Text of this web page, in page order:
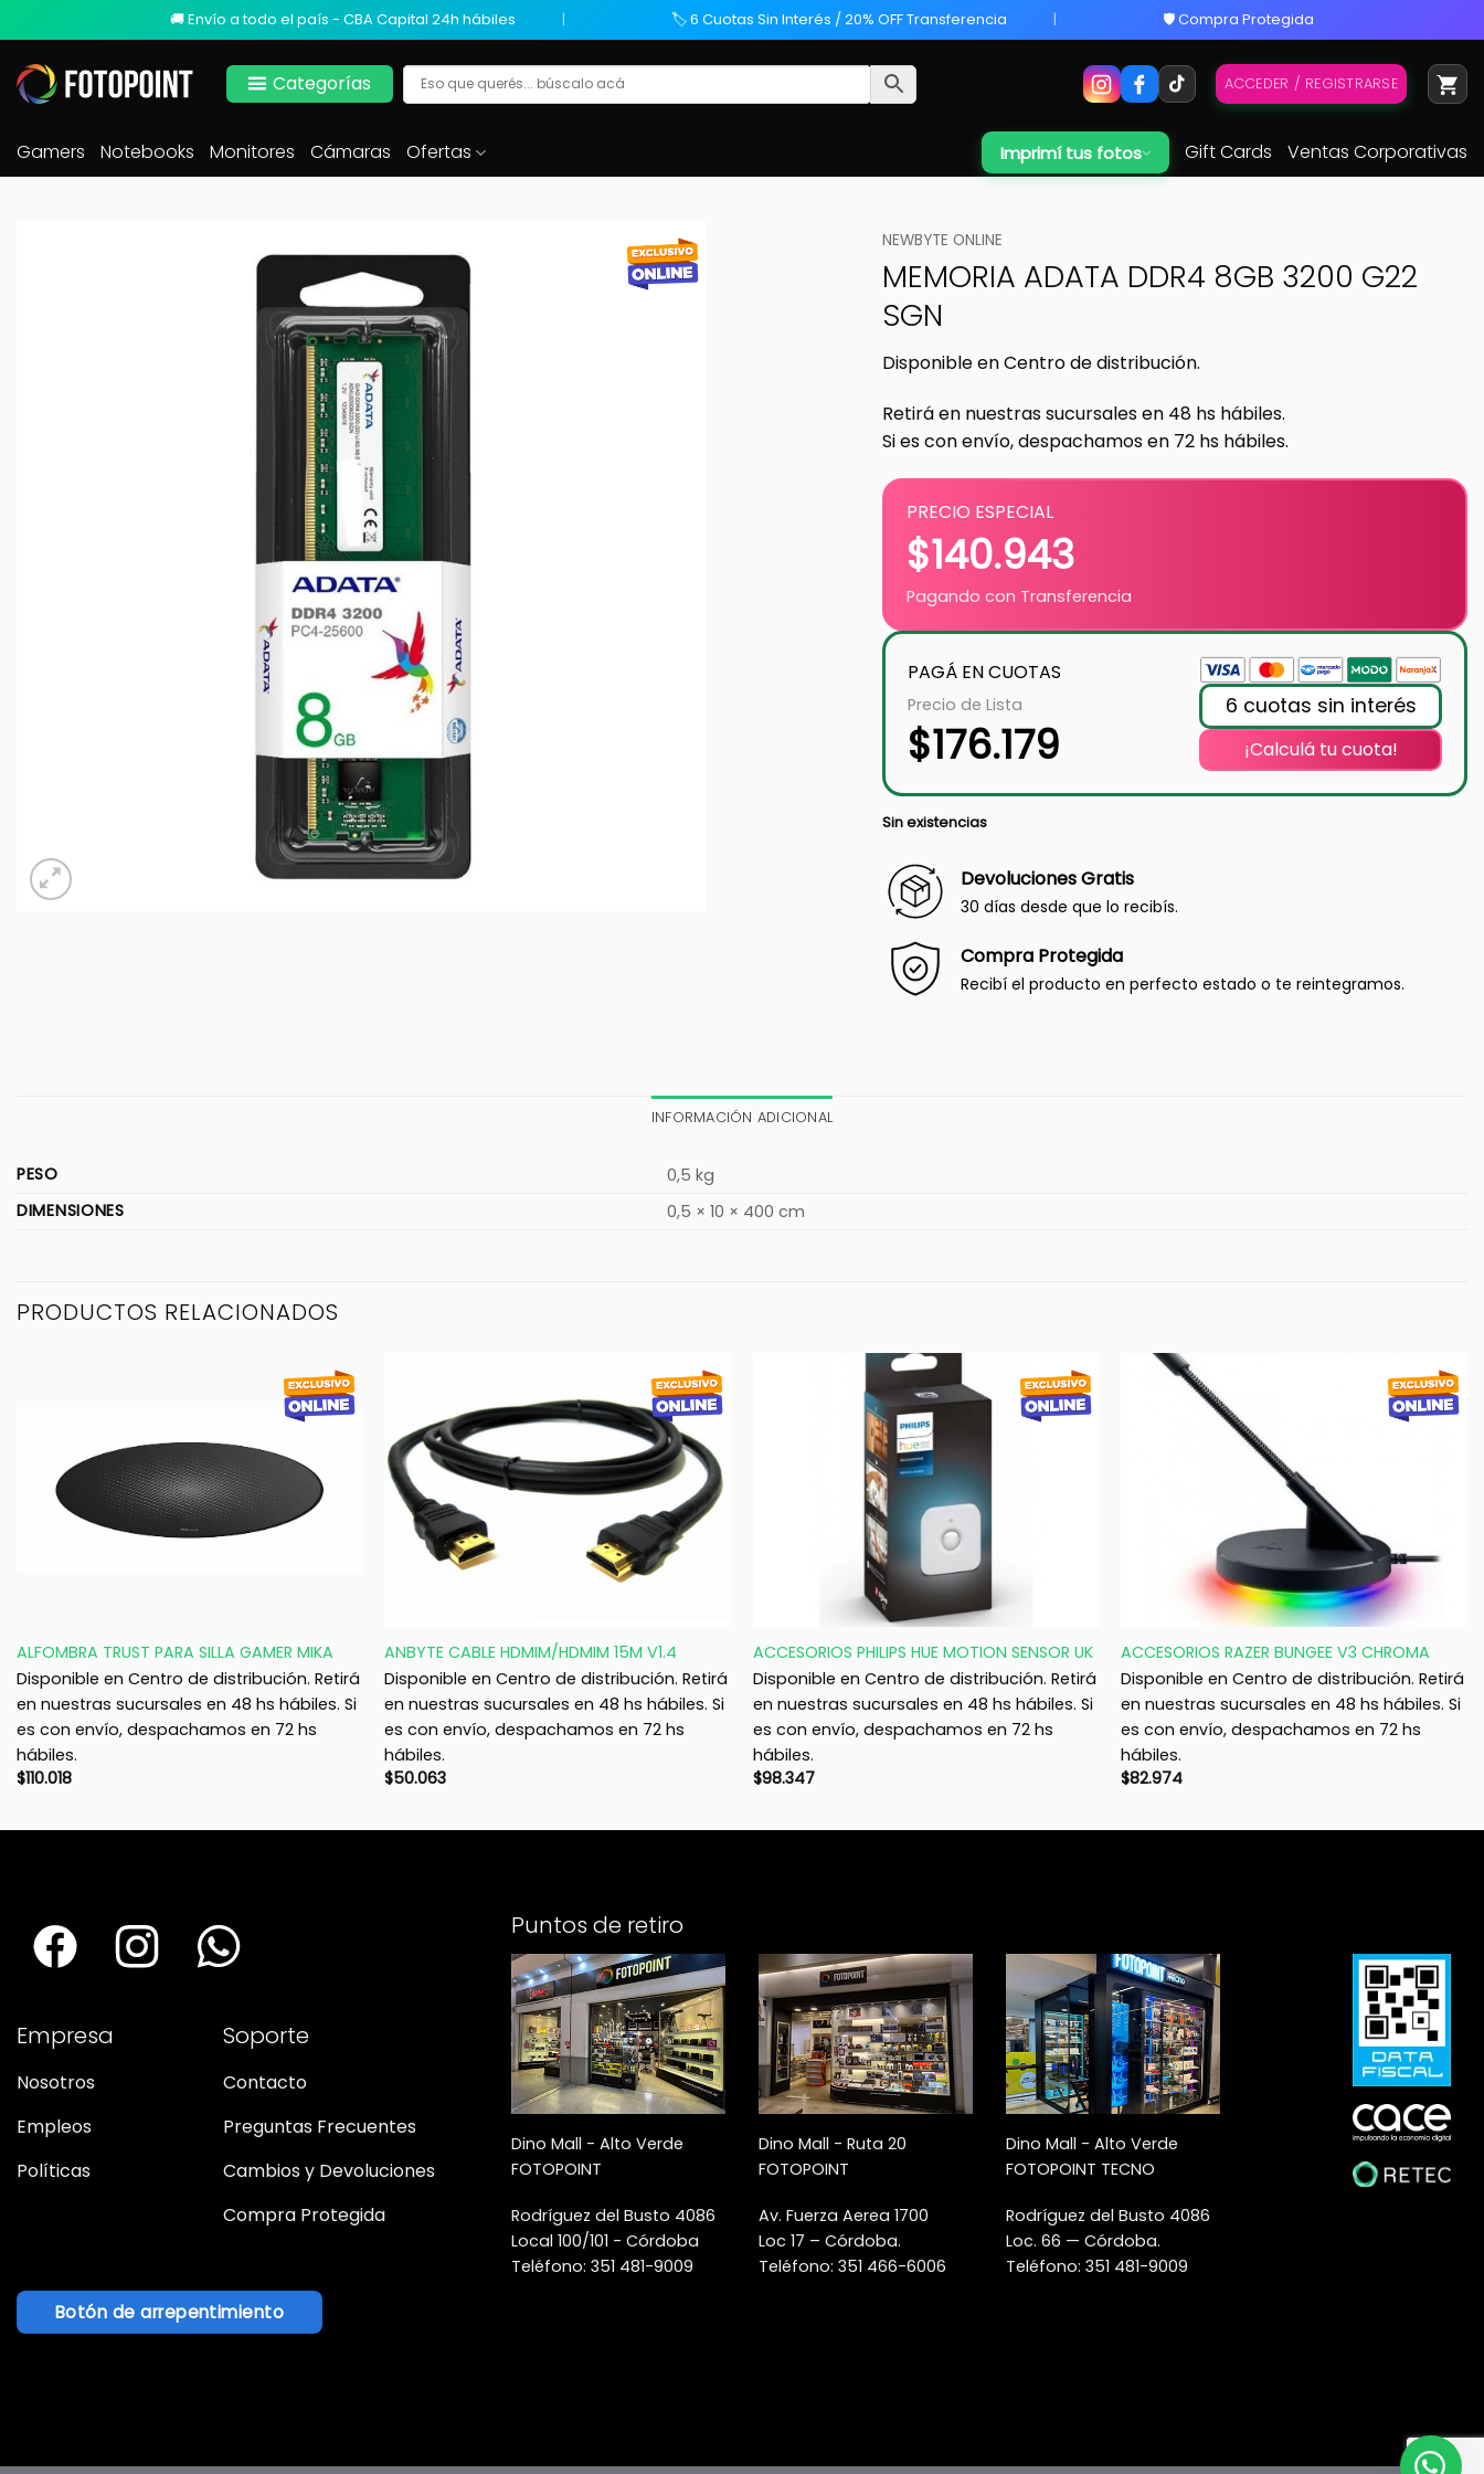
🚚 Envío a todo el país - CBA Capital 24h hábiles 🏷️ 6 Cuotas Sin Interés / 20% OFF Transferencia 🛡️ Compra Protegida
Categorías ACCEDER / REGISTRARSE
Gamers Notebooks Monitores Cámaras Ofertas Imprimí tus fotos Gift Cards Ventas Corporativas
NEWBYTE ONLINE
MEMORIA ADATA DDR4 8GB 3200 G22
SGN
Disponible en Centro de distribución.
Retirá en nuestras sucursales en 48 hs hábiles.
Si es con envío, despachamos en 72 hs hábiles.
PRECIO ESPECIAL
$140.943
Pagando con Transferencia
PAGÁ EN CUOTAS
Precio de Lista
$176.179
6 cuotas sin interés
¡Calculá tu cuota!
Sin existencias
Devoluciones Gratis
30 días desde que lo recibís.
Compra Protegida
Recibí el producto en perfecto estado o te reintegramos.
INFORMACIÓN ADICIONAL
PESO
0,5 kg
DIMENSIONES
0,5 × 10 × 400 cm
PRODUCTOS RELACIONADOS
ALFOMBRA TRUST PARA SILLA GAMER MIKA
Disponible en Centro de distribución. Retirá
en nuestras sucursales en 48 hs hábiles. Si
es con envío, despachamos en 72 hs
hábiles.
$110.018
ANBYTE CABLE HDMIM/HDMIM 15M V1.4
Disponible en Centro de distribución. Retirá
en nuestras sucursales en 48 hs hábiles. Si
es con envío, despachamos en 72 hs
hábiles.
$50.063
ACCESORIOS PHILIPS HUE MOTION SENSOR UK
Disponible en Centro de distribución. Retirá
en nuestras sucursales en 48 hs hábiles. Si
es con envío, despachamos en 72 hs
hábiles.
$98.347
ACCESORIOS RAZER BUNGEE V3 CHROMA
Disponible en Centro de distribución. Retirá
en nuestras sucursales en 48 hs hábiles. Si
es con envío, despachamos en 72 hs
hábiles.
$82.974
Empresa
Nosotros
Empleos
Políticas
Soporte
Contacto
Preguntas Frecuentes
Cambios y Devoluciones
Compra Protegida
Botón de arrepentimiento
Puntos de retiro
Dino Mall - Alto Verde
FOTOPOINT
Rodríguez del Busto 4086
Local 100/101 - Córdoba
Teléfono: 351 481-9009
Dino Mall - Ruta 20
FOTOPOINT
Av. Fuerza Aerea 1700
Loc 17 – Córdoba.
Teléfono: 351 466-6006
Dino Mall - Alto Verde
FOTOPOINT TECNO
Rodríguez del Busto 4086
Loc. 66 — Córdoba.
Teléfono: 351 481-9009